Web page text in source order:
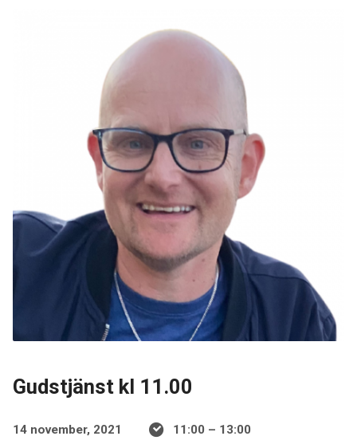
Gudstjänst kl 11.00
14 november, 2021 11:00 – 13:00